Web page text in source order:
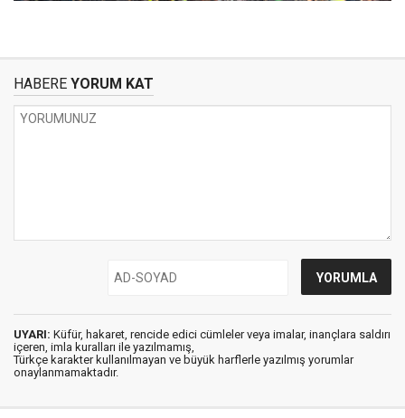
HABERE YORUM KAT
UYARI: Küfür, hakaret, rencide edici cümleler veya imalar, inançlara saldırı
içeren, imla kuralları ile yazılmamış,
Türkçe karakter kullanılmayan ve büyük harflerle yazılmış yorumlar
onaylanmamaktadır.